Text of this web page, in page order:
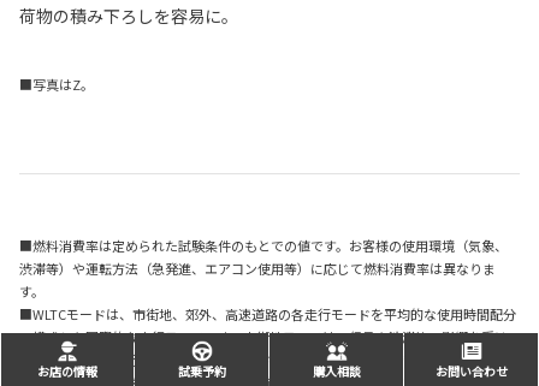
荷物の積み下ろしを容易に。
■写真はZ。
■燃料消費率は定められた試験条件のもとでの値です。お客様の使用環境（気象、
渋滞等）や運転方法（急発進、エアコン使用等）に応じて燃料消費率は異なりま
す。
■WLTCモードは、市街地、郊外、高速道路の各走行モードを平均的な使用時間配分
で構成した国際的な走行モードです。市街地モードは、信号や渋滞等の影響を受け
る比較的低速な走行を想定し、郊外モードは、信号や渋滞等の影響をあまり受けな
お店の情報 試乗予約 購入相談 お問い合わせ